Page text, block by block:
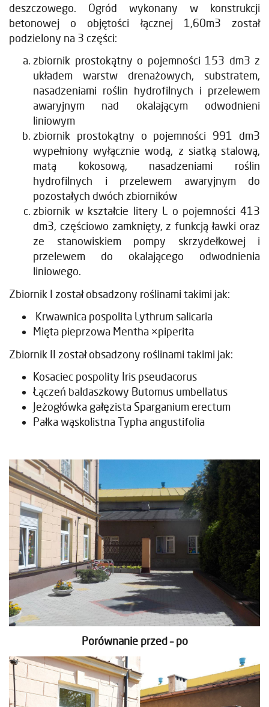
deszczowego. Ogród wykonany w konstrukcji
betonowej o objętości łącznej 1,60m3 został
podzielony na 3 części:
zbiornik prostokątny o pojemności 153 dm3 z
układem warstw drenażowych, substratem,
nasadzeniami roślin hydrofilnych i przelewem
awaryjnym nad okalającym odwodnieni
liniowym
zbiornik prostokątny o pojemności 991 dm3
wypełniony wyłącznie wodą, z siatką stalową,
matą kokosową, nasadzeniami roślin
hydrofilnych i przelewem awaryjnym do
pozostałych dwóch zbiorników
zbiornik w kształcie litery L o pojemności 413
dm3, częściowo zamknięty, z funkcją ławki oraz
ze stanowiskiem pompy skrzydełkowej i
przelewem do okalającego odwodnienia
liniowego.
Zbiornik I został obsadzony roślinami takimi jak:
Krwawnica pospolita Lythrum salicaria
Mięta pieprzowa Mentha ×piperita
Zbiornik II został obsadzony roślinami takimi jak:
Kosaciec pospolity Iris pseudacorus
Łączeń baldaszkowy Butomus umbellatus
Jeżogłówka gałęzista Sparganium erectum
Pałka wąskolistna Typha angustifolia
Porównanie przed – po